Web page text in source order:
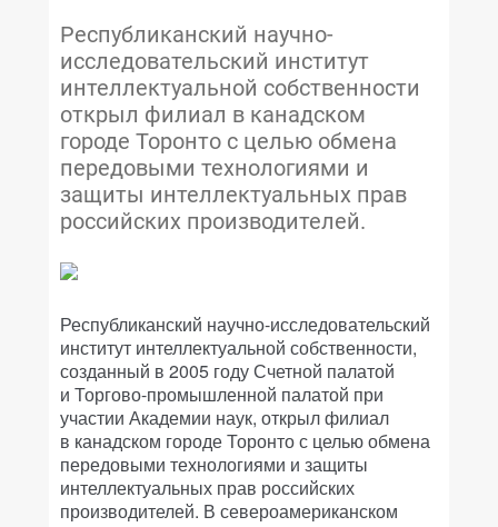
Республиканский научно-
исследовательский институт
интеллектуальной собственности
открыл филиал в канадском
городе Торонто с целью обмена
передовыми технологиями и
защиты интеллектуальных прав
российских производителей.
Республиканский научно-исследовательский
институт интеллектуальной собственности,
созданный в 2005 году Счетной палатой
и Торгово-промышленной палатой при
участии Академии наук, открыл филиал
в канадском городе Торонто с целью обмена
передовыми технологиями и защиты
интеллектуальных прав российских
производителей. В североамериканском